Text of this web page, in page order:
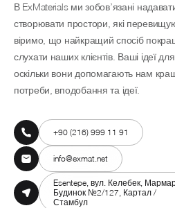
В ExMaterials ми зобов’язані
створювати простори, які
віримо, що найкращий спосіб
слухати наших клієнтів. Ваші ідеї
оскільки вони допомагають нам
потреби, вподобання та ідеї.
+90 (216) 999 11 91
info@exmat.net
Esentepe, вул. Келебек,
Будинок №2/127, Картал /
Стамбул